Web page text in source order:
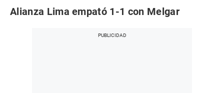
Alianza Lima empató 1-1 con Melgar